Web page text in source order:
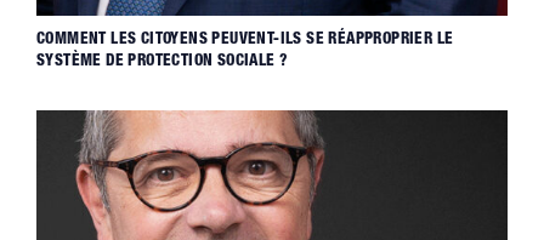
COMMENT LES CITOYENS PEUVENT-ILS SE RÉAPPROPRIER LE
SYSTÈME DE PROTECTION SOCIALE ?